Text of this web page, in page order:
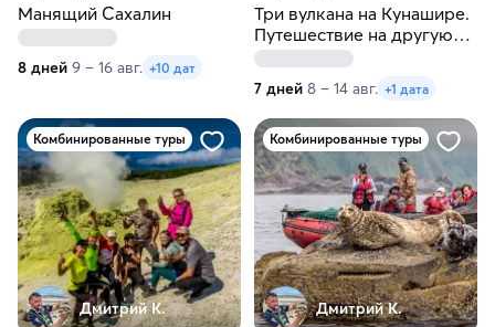
Манящий Сахалин
8 дней 9 – 16 авг. +10 дат
Три вулкана на Кунашире.
Путешествие на другую
планету
7 дней 8 – 14 авг. +1 дата
Комбинированные туры
Дмитрий К.
Комбинированные туры
Дмитрий К.